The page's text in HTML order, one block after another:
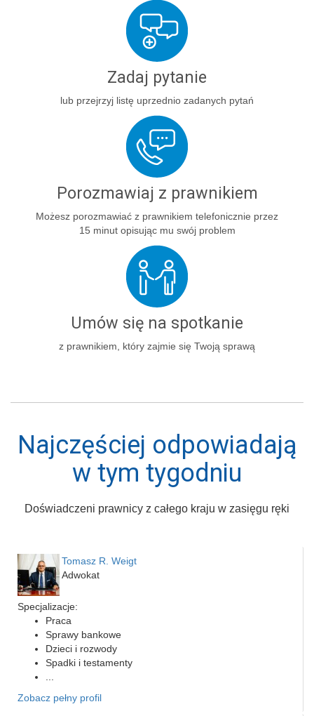
Zadaj pytanie
lub przejrzyj listę uprzednio zadanych pytań
Porozmawiaj z prawnikiem
Możesz porozmawiać z prawnikiem telefonicznie przez
15 minut opisując mu swój problem
Umów się na spotkanie
z prawnikiem, który zajmie się Twoją sprawą
Najczęściej odpowiadają
w tym tygodniu
Doświadczeni prawnicy z całego kraju w zasięgu ręki
Tomasz R. Weigt
Adwokat
Specjalizacje:
Praca
Sprawy bankowe
Dzieci i rozwody
Spadki i testamenty
Zobacz pełny profil